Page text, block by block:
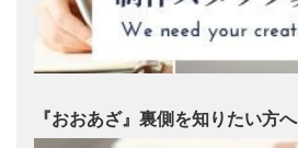
『おおあざ』裏側を知りたい方へ